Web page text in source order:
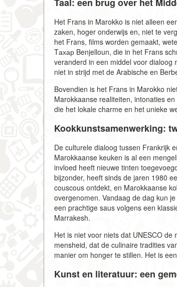
Het Frans in Marokko is niet alleen
zaken, hoger onderwijs en, niet te
het Frans, films worden gemaakt,
Tахар Benjelloun, die in het Frans
veranderd in een middel voor dialoog
niet in strijd met de Arabische en
Bovendien is het Frans in Marokko
Marokkaanse realiteiten, intonaties
die het lokale charme en het unieke
Kookkunstsamenwerking:
De culturele dialoog tussen Frankrijk
Marokkaanse keuken is al een
invloed heeft nieuwe tinten
bijzonder, heeft sinds de jaren 1980
couscous ontdekt, en Marokkaanse
overgenomen. Vandaag de dag kun
een prachtige saus volgens een
Marrakesh.
Het is niet voor niets dat UNESCO
mensheid, dat de culinaire tradities
manier om honger te stillen. Het is
Kunst en literatuur: een